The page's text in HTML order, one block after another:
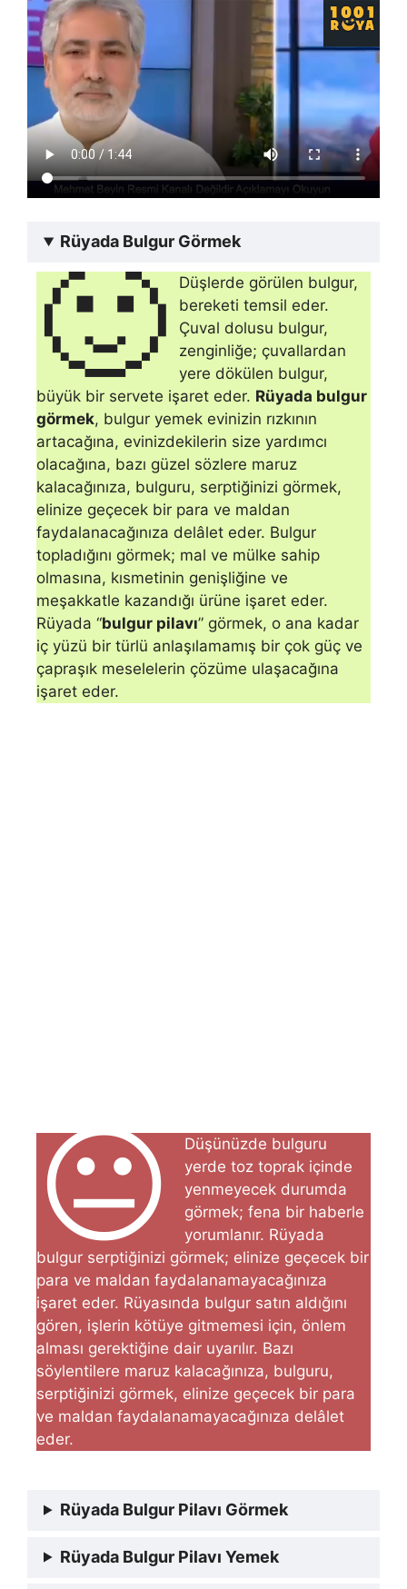
Rüyada Bulgur Görmek
🙂
Düşlerde görülen bulgur,
bereketi temsil eder.
Çuval dolusu bulgur,
zengin­liğe; çuvallardan
yere dökülen bulgur,
büyük bir servete işa­ret eder. Rüyada bulgur
görmek, bulgur yemek evinizin rızkının
artacağına, evinizdekilerin size yardımcı
olacağına, ba­zı güzel sözlere maruz
kalacağınıza, bulguru, serptiğinizi görmek,
elinize geçecek bir para ve maldan
faydalanacağınıza delâ­let eder. Bulgur
topladığını görmek; mal ve mülke sahip
olmasına, kısmetinin geniş­liğine ve
meşakkatle kazandığı ürüne işaret eder.
Rüyada “bulgur pilavı” görmek, o ana kadar
iç yüzü bir türlü an­laşılamamış bir çok güç ve
çapraşık meselelerin çözüme ulaşacağına
işaret eder.
😐
Düşünüzde bulguru
yerde toz toprak içinde
yenmeyecek durumda
görmek; fena bir haberle
yo­rumlanır. Rüyada
bulgur serptiğinizi görmek; elinize geçecek bir
para ve maldan faydalanamayacağınıza
işaret eder. Rüyasında bulgur satın al­dığını
gören, işlerin kötüye gitmemesi için, önlem
alması ge­rektiğine dair uyarılır. Ba­zı
söylentilere maruz kalacağınıza, bulguru,
serptiğinizi görmek, elinize geçecek bir para
ve maldan faydalanamayacağınıza delâ­let
eder.
Rüyada Bulgur Pilavı Görmek
Rüyada Bulgur Pilavı Yemek